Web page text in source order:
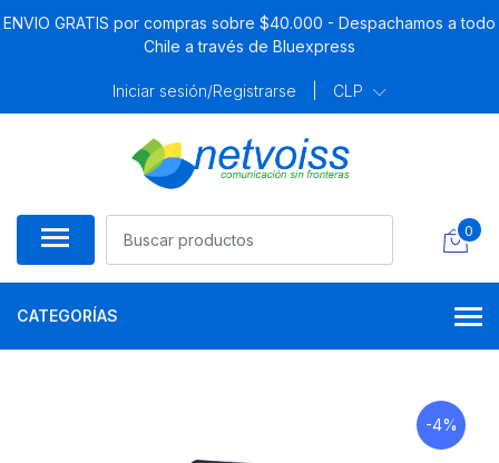
ENVIO GRATIS por compras sobre $40.000 - Despachamos a todo
Chile a través de Bluexpress
Iniciar sesión/Registrarse CLP
0
CATEGORÍAS
-4%